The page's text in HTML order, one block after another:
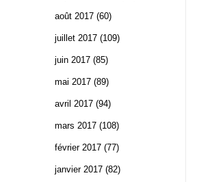
août 2017 (60)
juillet 2017 (109)
juin 2017 (85)
mai 2017 (89)
avril 2017 (94)
mars 2017 (108)
février 2017 (77)
janvier 2017 (82)